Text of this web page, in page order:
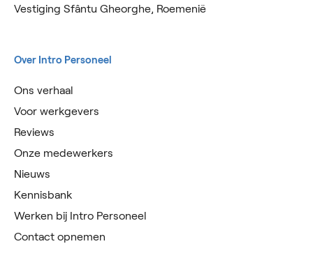
Vestiging Sfântu Gheorghe, Roemenië
Over Intro Personeel
Ons verhaal
Voor werkgevers
Reviews
Onze medewerkers
Nieuws
Kennisbank
Werken bij Intro Personeel
Contact opnemen